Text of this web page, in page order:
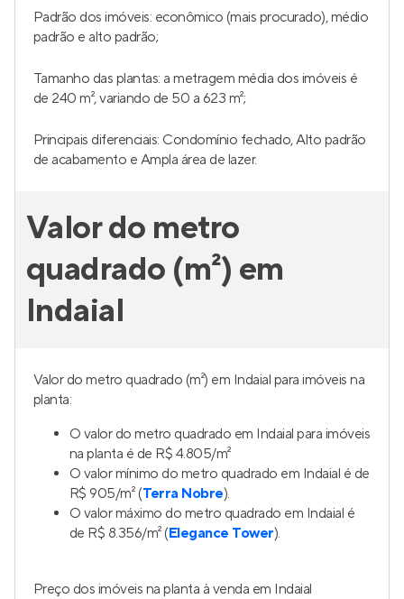
Padrão dos imóveis: econômico (mais procurado), médio
padrão e alto padrão;
Tamanho das plantas: a metragem média dos imóveis é
de 240 m², variando de 50 a 623 m²;
Principais diferenciais: Condomínio fechado, Alto padrão
de acabamento e Ampla área de lazer.
Valor do metro
quadrado (m²) em
Indaial
Valor do metro quadrado (m²) em Indaial para imóveis na
planta:
O valor do metro quadrado em Indaial para imóveis
na planta é de R$ 4.805/m²
O valor mínimo do metro quadrado em Indaial é de
R$ 905/m² (Terra Nobre).
O valor máximo do metro quadrado em Indaial é
de R$ 8.356/m² (Elegance Tower).
Preço dos imóveis na planta à venda em Indaial